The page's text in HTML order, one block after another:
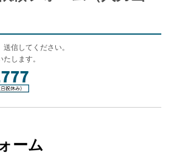
信してください。
します。
ーム